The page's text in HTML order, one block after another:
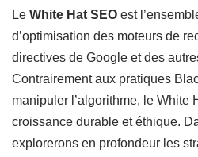
Le White Hat SEO est
d’optimisation des moteurs de
directives de Google et des
Contrairement aux pratiques
manipuler l’algorithme, le White
croissance durable et éthique.
explorerons en profondeur les